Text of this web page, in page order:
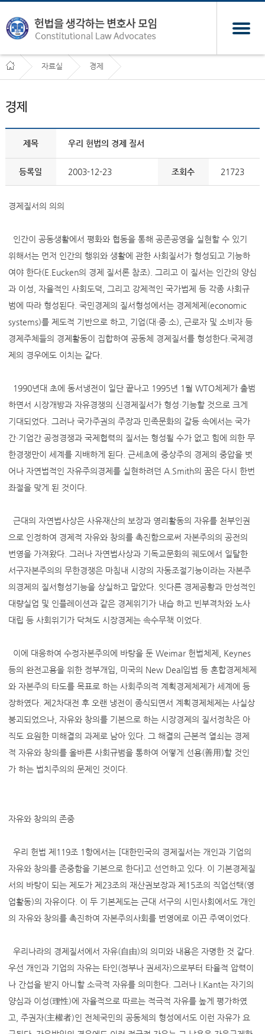
자료실 경제
경제
제목 우리 헌법의 경제 질서
등록일 2003-12-23 조회수 21723
경제질서의 의의
인간이 공동생활에서 평화와 협동을 통해 공존공영을 실현할 수 있기
위해서는 먼저 인간의 행위와 생활에 관한 사회질서가 형성되고 기능하
여야 한다(E.Eucken의 경제 질서론 참조). 그리고 이 질서는 인간의 양심
과 이성, 자율적인 사회도덕, 그리고 강제적인 국가법제 등 각종 사회규
범에 따라 형성된다. 국민경제의 질서형성에서는 경제체제(economic
systems)를 제도적 기반으로 하고, 기업(대·중·소), 근로자 및 소비자 등
경제주체들의 경제활동이 집합하여 공동체 경제질서를 형성한다.국제경
제의 경우에도 이치는 같다.
1990년대 초에 동서냉전이 일단 끝나고 1995년 1월 WTO체제가 출범
하면서 시장개방과 자유경쟁의 신경제질서가 형성·기능할 것으로 크게
기대되었다. 그러나 국가주권의 주장과 민족문화의 갈등 속에서는 국가
간·기업간 공정경쟁과 국제협력의 질서는 형성될 수가 없고 힘에 의한 무
한경쟁만이 세계를 지배하게 된다. 근세초에 중상주의 경제의 중압을 벗
어나 자연법적인 자유주의경제를 실현하려던 A.Smith의 꿈은 다시 한번
좌절을 맞게 된 것이다.
근대의 자연법사상은 사유재산의 보장과 영리활동의 자유를 천부인권
으로 인정하여 경제적 자유와 창의를 촉진함으로써 자본주의의 공전의
번영을 가져왔다. 그러나 자연법사상과 기독교문화의 궤도에서 일탈한
서구자본주의의 무한경쟁은 마침내 시장의 자동조절기능이라는 자본주
의경제의 질서형성기능을 상실하고 말았다. 잇다른 경제공황과 만성적인
대량실업 및 인플레이션과 같은 경제위기가 내습 하고 빈부격차와 노사
대립 등 사회위기가 닥쳐도 시장경제는 속수무책 이었다.
이에 대응하여 수정자본주의에 바탕을 둔 Weimar 헌법체제, Keynes
등의 완전고용을 위한 정부개입, 미국의 New Deal입법 등 혼합경제체제
와 자본주의 타도를 목표로 하는 사회주의적 계획경제체제가 세계에 등
장하였다. 제2차대전 후 오랜 냉전이 종식되면서 계획경제체제는 사실상
붕괴되었으나, 자유와 창의를 기본으로 하는 시장경제의 질서정착은 아
직도 요원한 미해결의 과제로 남아 있다. 그 해결의 근본적 열쇠는 경제
적 자유와 창의를 올바른 사회규범을 통하여 어떻게 선용(善用)할 것인
가 하는 법치주의의 문제인 것이다.
자유와 창의의 존중
우리 헌법 제119조 1항에서는 [대한민국의 경제질서는 개인과 기업의
자유와 창의를 존중함을 기본으로 한다]고 선언하고 있다. 이 기본경제질
서의 바탕이 되는 제도가 제23조의 재산권보장과 제15조의 직업선택(영
업활동)의 자유이다. 이 두 기본제도는 근대 서구의 시민사회에서도 개인
의 자유와 창의를 촉진하여 자본주의사회를 번영에로 이끈 주역이었다.
우리나라의 경제질서에서 자유(自由)의 의미와 내용은 자명한 것 같다.
우선 개인과 기업의 자유는 타인(정부나 권세자)으로부터 타율적 압력이
나 간섭을 받지 아니할 소극적 자유를 의미한다. 그러나 I.Kant는 자기의
양심과 이성(理性)에 자율적으로 따르는 적극적 자유를 높게 평가하였
고, 주권자(主權者)인 전체국민의 공동체의 형성에서도 이런 자유가 요